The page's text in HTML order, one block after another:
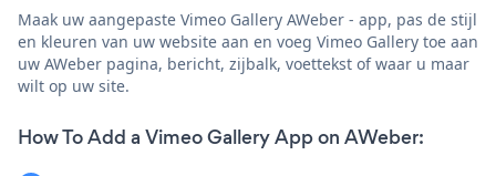
Maak uw aangepaste Vimeo Gallery AWeber - app, pas de stijl
en kleuren van uw website aan en voeg Vimeo Gallery toe aan
uw AWeber pagina, bericht, zijbalk, voettekst of waar u maar
wilt op uw site.
How To Add a Vimeo Gallery App on AWeber: